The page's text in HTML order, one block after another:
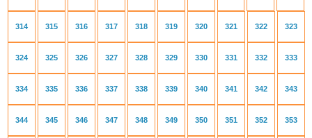
314 315 316 317 318 319 320 321 322 323
324 325 326 327 328 329 330 331 332 333
334 335 336 337 338 339 340 341 342 343
344 345 346 347 348 349 350 351 352 353